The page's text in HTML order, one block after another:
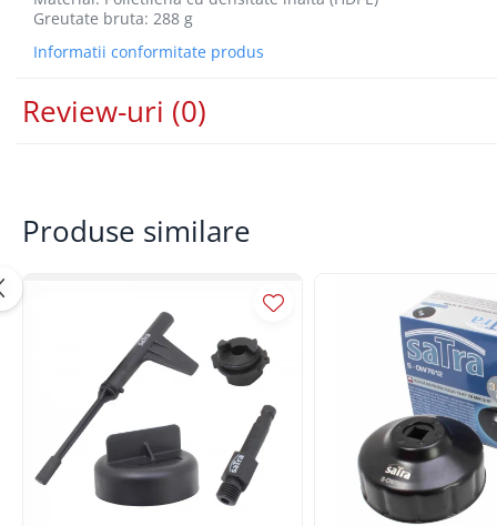
Jaguar
Lancia
Mazda
Nissan
Peugeot
Subaru
Greutate bruta: 288 g
Informatii conformitate produs
Review-uri (0)
Produse similare